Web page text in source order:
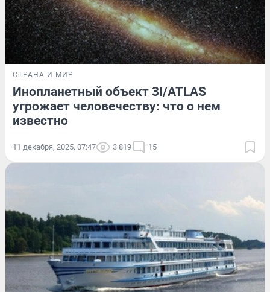
СТРАНА И МИР
Инопланетный объект 3I/ATLAS
угрожает человечеству: что о нем
известно
11 декабря, 2025, 07:47 3 819 15